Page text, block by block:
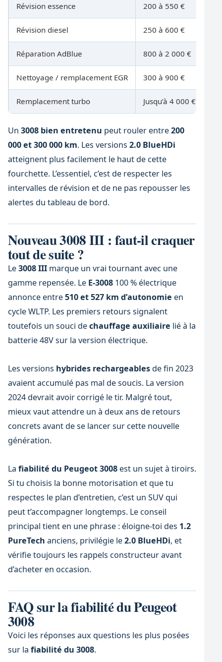
Révision essence 200 à 550 €
Révision diesel 250 à 600 €
Réparation AdBlue 800 à 2 000 €
Nettoyage / remplacement EGR 300 à 900 €
Remplacement turbo Jusqu’à 4 000 €
Un 3008 bien entretenu peut rouler entre200
000 et 300 000 km. Les versions 2.0 BlueHDi
atteignent plus facilement le haut de cette
fourchette. L’essentiel, c’est de respecter les
intervalles de révision et de ne pas repousser les
alertes du tableau de bord.
Nouveau 3008 III : faut-il craquer
tout de suite ?
Le3008 IIImarque un vrai tournant avec une
gamme repensée. Le E-3008100 % électrique
annonce entre510 et 527 km d’autonomie en
cycle WLTP. Les premiers retours signalent
toutefois un souci dechauffage auxiliaire lié à la
batterie 48V sur la version électrique.
Les versions hybrides rechargeablesde fin 2023
avaient accumulé pas mal de soucis. La version
2024 devrait avoir corrigé le tir. Malgré tout,
mieux vaut attendre un à deux ans de retours
concrets avant de se lancer sur cette nouvelle
génération.
La fiabilité du Peugeot 3008est un sujet à tiroirs.
Si tu choisis la bonne motorisation et que tu
respectes le plan d’entretien, c’est un SUV qui
peut t’accompagner longtemps. Le conseil
principal tient en une phrase : éloigne-toi des 1.2
PureTech anciens, privilégie le2.0 BlueHDi, et
vérifie toujours les rappels constructeur avant
d’acheter en occasion.
FAQ sur la fiabilité du Peugeot
3008
Voici les réponses aux questions les plus posées
sur la fiabilité du 3008.